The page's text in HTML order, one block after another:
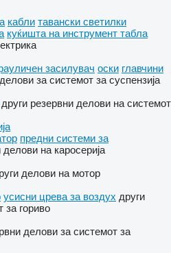
кабли тавански светилки
куќишта на инструмент табла
засилувач оски главчини
за системот за суспензија
други резервни делови на системот
предни системи за
делови на каросерија
делови на мотор
усисни црева за воздух други
за гориво
делови за системот за